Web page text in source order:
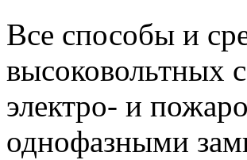
Все способы и
высоковольтных
электро- и
однофазными